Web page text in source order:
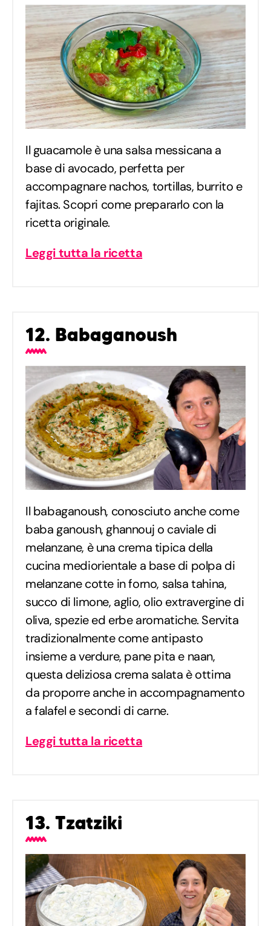
Il guacamole è una salsa messicana a
base di avocado, perfetta per
accompagnare nachos, tortillas, burrito e
fajitas. Scopri come prepararlo con la
ricetta originale.
Leggi tutta la ricetta
12. Babaganoush
Il babaganoush, conosciuto anche come
baba ganoush, ghannouj o caviale di
melanzane, è una crema tipica della
cucina mediorientale a base di polpa di
melanzane cotte in forno, salsa tahina,
succo di limone, aglio, olio extravergine di
oliva, spezie ed erbe aromatiche. Servita
tradizionalmente come antipasto
insieme a verdure, pane pita e naan,
questa deliziosa crema salata è ottima
da proporre anche in accompagnamento
a falafel e secondi di carne.
Leggi tutta la ricetta
13. Tzatziki